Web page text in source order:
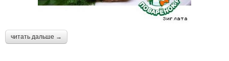
читать дальше →